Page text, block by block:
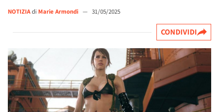
NOTIZIAdi Marie Armondi — 31/05/2025
CONDIVIDI